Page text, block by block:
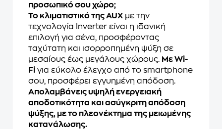
προσωπικό σου χώρο;
To κλιματιστικό της AUX με την
τεχνολογία Inverter είναι η ιδανική
επιλογή για σένα, προσφέροντας
ταχύτατη και ισορροπημένη ψύξη σε
μεσαίους έως μεγάλους χώρους. Με Wi-
Fi για εύκολο έλεγχο από το smartphone
σου, προσφέρει εγγυημένη απόδοση.
Απολαμβάνεις υψηλή ενεργειακή
αποδοτικότητα και ασύγκριτη απόδοση
ψύξης, με το πλεονέκτημα της μειωμένης
κατανάλωσης.